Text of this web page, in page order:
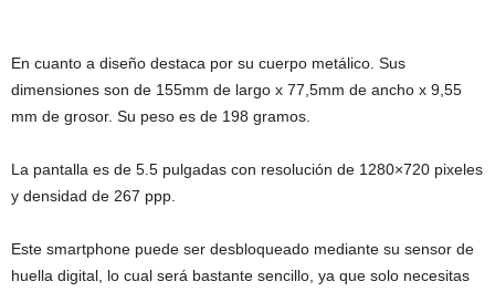
En cuanto a diseño destaca por su cuerpo metálico. Sus
dimensiones son de 155mm de largo x 77,5mm de ancho x 9,55
mm de grosor. Su peso es de 198 gramos.
La pantalla es de 5.5 pulgadas con resolución de 1280×720 pixeles
y densidad de 267 ppp.
Este smartphone puede ser desbloqueado mediante su sensor de
huella digital, lo cual será bastante sencillo, ya que solo necesitas